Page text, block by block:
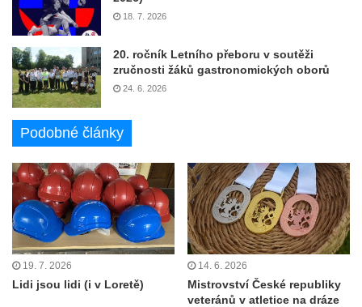
18. 7. 2026
20. ročník Letního přeboru v soutěži
zručnosti žáků gastronomických oborů
24. 6. 2026
Podobné články
19. 7. 2026
Lidi jsou lidi (i v Loretě)
14. 6. 2026
Mistrovství České republiky
veteránů v atletice na dráze